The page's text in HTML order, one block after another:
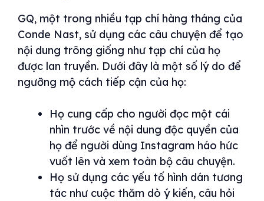
GQ, một trong nhiều tạp chí hàng tháng của
Conde Nast, sử dụng các câu chuyện để tạo
nội dung trông giống như tạp chí của họ
được lan truyền. Dưới đây là một số lý do để
ngưỡng mộ cách tiếp cận của họ:
Họ cung cấp cho người đọc một cái
nhìn trước về nội dung độc quyền của
họ để người dùng Instagram háo hức
vuốt lên và xem toàn bộ câu chuyện.
Họ sử dụng các yếu tố hình dán tương
tác như cuộc thăm dò ý kiến, câu hỏi